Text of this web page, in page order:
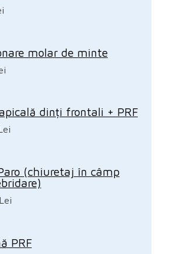
molar de minte
dinți frontali + PRF
(chiuretaj în câmp
PRF